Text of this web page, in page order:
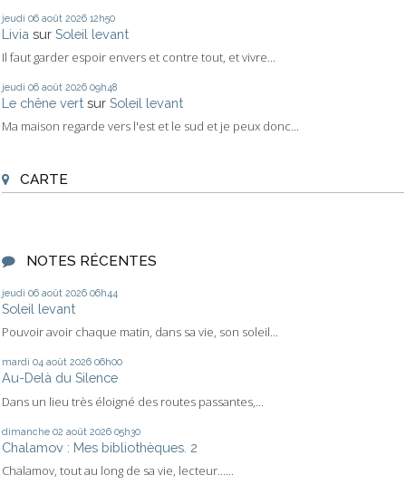
jeudi 06 août 2026 12h50
Livia sur Soleil levant
Il faut garder espoir envers et contre tout, et vivre...
jeudi 06 août 2026 09h48
Le chêne vert sur Soleil levant
Ma maison regarde vers l'est et le sud et je peux donc...
CARTE
NOTES RÉCENTES
jeudi 06 août 2026 06h44
Soleil levant
Pouvoir avoir chaque matin, dans sa vie, son soleil...
mardi 04 août 2026 06h00
Au-Delà du Silence
Dans un lieu très éloigné des routes passantes,...
dimanche 02 août 2026 05h30
Chalamov : Mes bibliothèques. 2
Chalamov, tout au long de sa vie, lecteur…...